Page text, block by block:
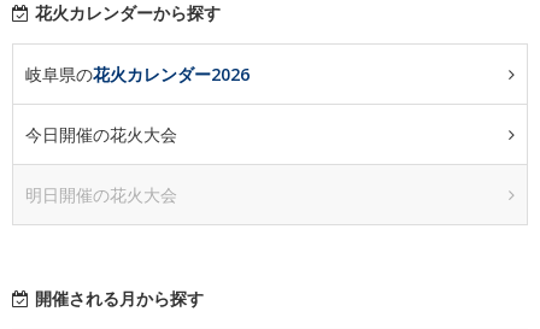
花火カレンダーから探す
岐阜県の花火カレンダー2026
今日開催の花火大会
明日開催の花火大会
開催される月から探す